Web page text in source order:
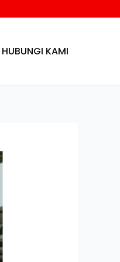
HUBUNGI KAMI